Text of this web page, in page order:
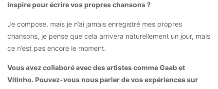
inspire pour écrire vos propres chansons ?
Je compose, mais je n’ai jamais enregistré mes propres
chansons, je pense que cela arrivera naturellement un jour, mais
ce n’est pas encore le moment.
Vous avez collaboré avec des artistes comme Gaab et
Vitinho. Pouvez-vous nous parler de vos expériences sur